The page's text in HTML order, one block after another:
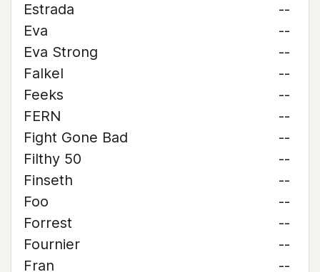
Estrada
--
Eva
--
Eva Strong
--
Falkel
--
Feeks
--
FERN
--
Fight Gone Bad
--
Filthy 50
--
Finseth
--
Foo
--
Forrest
--
Fournier
--
Fran
--